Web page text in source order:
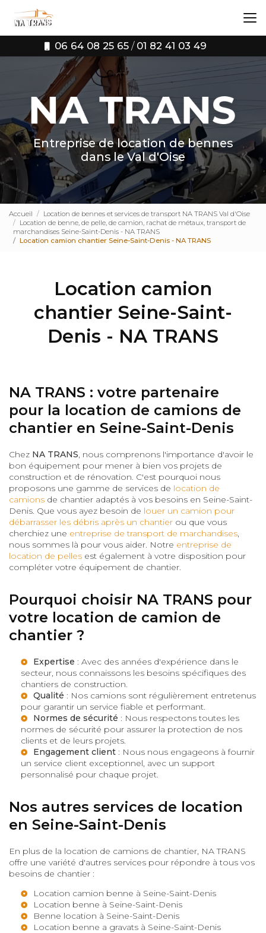
contenu
principal
06 64 08 25 65 / 01 82 41 03 49
Entreprise de location de bennes
dans le Val d'Oise
Accueil
Location de bennes et services de transport NA TRANS Val d'Oise
Location de benne, de pelle, de camion, rachat de métaux, transport de
marchandises Seine-Saint-Denis - NA TRANS
Location camion chantier Seine-Saint-Denis - NA TRANS
Location camion
chantier Seine-Saint-
Denis - NA TRANS
NA TRANS : votre partenaire
pour la location de camions de
chantier en Seine-Saint-Denis
Chez NA TRANS, nous comprenons l'importance d'avoir le
bon équipement pour mener à bien vos projets de
construction et de rénovation. C'est pourquoi nous
proposons une gamme de services de location de
camions de chantier adaptés à vos besoins en Seine-Saint-
Denis. Que vous ayez besoin de louer un camion pour
débarrasser les débris après un chantier ou que vous
cherchiez une entreprise de transport de marchandises,
nous sommes là pour vous aider. Notre entreprise de
location de pelles est également à votre disposition pour
compléter votre équipement de chantier.
Pourquoi choisir NA TRANS pour
votre location de camion de
chantier ?
Expertise : Avec des années d'expérience dans le
secteur, nous connaissons les besoins spécifiques des
chantiers de construction.
Qualité : Nos camions sont régulièrement entretenus
pour garantir un service fiable et performant.
Normes de sécurité : Nous respectons toutes les
normes de sécurité pour assurer la protection de nos
clients et de leurs projets.
Engagement client : Nous nous engageons à fournir
un service client exceptionnel, avec un support
personnalisé pour chaque projet.
Nos autres services de location
en Seine-Saint-Denis
En plus de la location de camions de chantier, NA TRANS
offre une variété d'autres services pour répondre à tous vos
besoins de chantier :
Location camion benne à Seine-Saint-Denis
Location benne à Seine-Saint-Denis
Benne location à Seine-Saint-Denis
Location benne a gravats à Seine-Saint-Denis